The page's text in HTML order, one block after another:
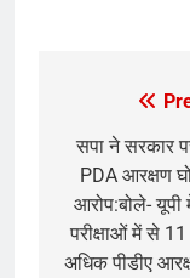
सपा ने सरकार
PDA आरक्षण
आरोप:बोले- यूपी
परीक्षाओं में से
अधिक पीडीए